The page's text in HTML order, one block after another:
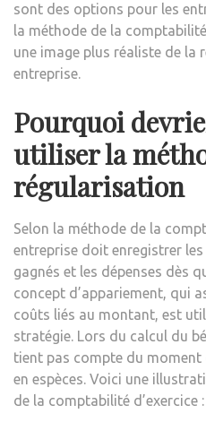
sont des options pour les
la méthode de la
une image plus réaliste de la
entreprise.
Pourquoi
utiliser la
régularisation
Selon la méthode de la
entreprise doit enregistrer
gagnés et les dépenses dès
concept d’appariement, qui
coûts liés au montant, est
stratégie. Lors du calcul du
tient pas compte du moment
en espèces. Voici une
de la comptabilité d’exercice :